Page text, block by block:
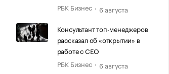
РБК Бизнес
6 августа
Консультант топ-менеджеров
рассказал об «открытии» в
работе с CEO
РБК Бизнес
6 августа